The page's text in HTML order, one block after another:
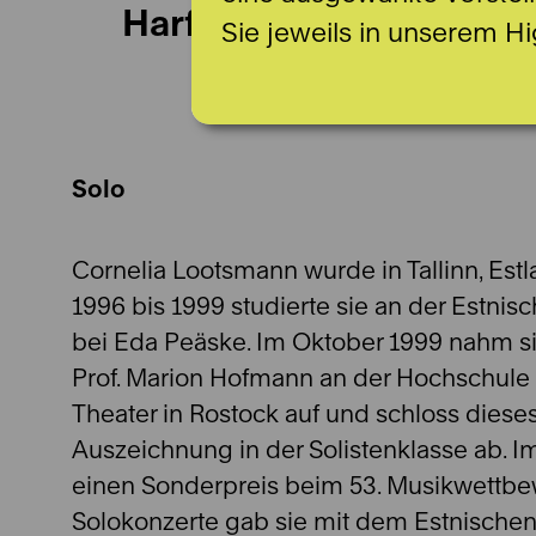
Harfe
Solo
Cornelia Lootsmann wurde in Tallinn,
1996 bis 1999 studierte sie an der
bei Eda Peäske. Im Oktober 1999 nahm
Prof. Marion Hofmann an der
Theater in Rostock auf und schloss
Auszeichnung in der Solistenklasse ab.
einen Sonderpreis beim 53.
Solokonzerte gab sie mit dem
Sie jeweils in unserem